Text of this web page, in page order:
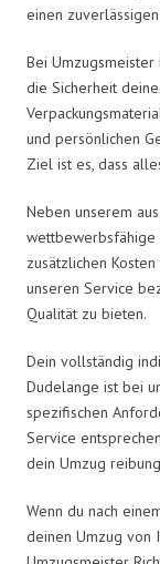
einen
Bei
die Sicherheit
und persönlichen
Ziel ist es, dass
Neben unserem
wettbewerbsfähige
zusätzlichen
unseren Service
Qualität zu bieten.
Dein vollständig
Dudelange ist bei
spezifischen
Service
dein Umzug
Wenn du nach
deinen Umzug von